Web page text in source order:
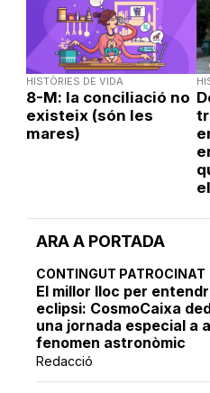
ARA A PORTADA
CONTINGUT PATROCINAT
El millor lloc per
eclipsi: CosmoCaixa
una jornada especial a
fenomen astronòmic
Redacció
HISTÒRIES DE VIDA
8-M: la conciliació no
existeix (són les
mares)